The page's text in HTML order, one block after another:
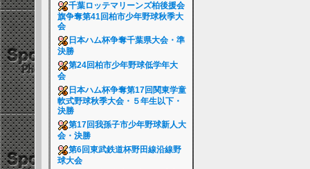
千葉ロッテマリーンズ柏後援会
旗争奪第41回柏市少年野球秋季大
会
日本ハム杯争奪千葉県大会・準
決勝
第24回柏市少年野球低学年大
会
日本ハム杯争奪第17回関東学童
軟式野球秋季大会・５年生以下・
決勝
第17回我孫子市少年野球新人大
会・決勝
第6回東武鉄道杯野田線沿線野
球大会